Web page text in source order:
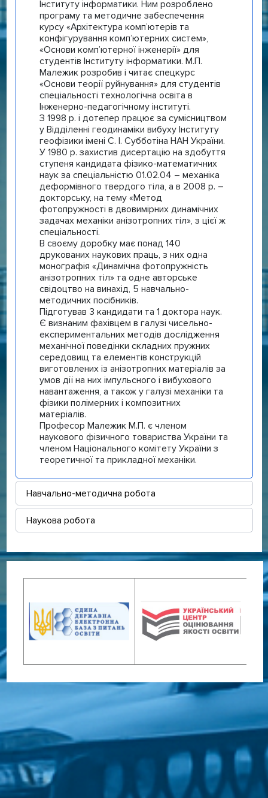
Інституту інформатики. Ним розроблено
програму та методичне забеспечення
курсу «Архітектура комп’ютерів та
конфігурування комп’ютерних систем»,
«Основи комп’ютерної інженерії» для
студентів Інституту інформатики. М.П.
Малежик розробив і читає спецкурс
«Основи теорії руйнування» для студентів
спеціальності технологічна освіта в
Інженерно-педагогічному інституті.
З 1998 р. і дотепер працює за сумісництвом
у Відділенні геодинаміки вибуху Інституту
геофізики імені С. І. Субботіна НАН України.
У 1980 р. захистив дисертацію на здобуття
ступеня кандидата фізико-математичних
наук за спеціальністю 01.02.04 – механіка
деформівного твердого тіла, а в 2008 р. –
докторську, на тему «Метод
фотопружності в двовимірних динамічних
задачах механіки анізотропних тіл», з цієї ж
спеціальності.
В своєму доробку має понад 140
друкованих наукових праць, з них одна
монографія «Динамічна фотопружність
анізотропних тіл» та одне авторське
свідоцтво на винахід, 5 навчально-
методичних посібників.
Підготував 3 кандидати та 1 доктора наук.
Є визнаним фахівцем в галузі чисельно-
експериментальних методів дослідження
механічної поведінки складних пружних
середовищ та елементів конструкцій
виготовлених із анізотропних матеріалів за
умов дії на них імпульсного і вибухового
навантаження, а також у галузі механіки та
фізики полімерних і композитних
матеріалів.
Професор Малежик М.П. є членом
наукового фізичного товариства України та
членом Національного комітету України з
теоретичної та прикладної механіки.
Навчально-методична робота
Наукова робота